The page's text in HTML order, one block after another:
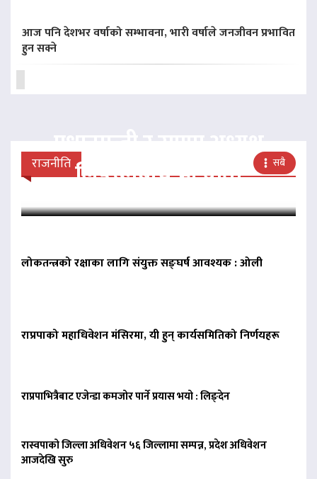
आज पनि देशभर वर्षाको सम्भावना, भारी वर्षाले जनजीवन प्रभावित
हुन सक्ने
राजनीति सबै
प्रधानमन्त्री र राप्रपा अध्यक्ष
लिङदेनबीच भेटवार्ता
लोकतन्त्रको रक्षाका लागि संयुक्त सङ्घर्ष आवश्यक : ओली
राप्रपाको महाधिवेशन मंसिरमा, यी हुन् कार्यसमितिको निर्णयहरू
राप्रपाभित्रैबाट एजेन्डा कमजोर पार्ने प्रयास भयो : लिङ्देन
रास्वपाको जिल्ला अधिवेशन ५६ जिल्लामा सम्पन्न, प्रदेश अधिवेशन
आजदेखि सुरु